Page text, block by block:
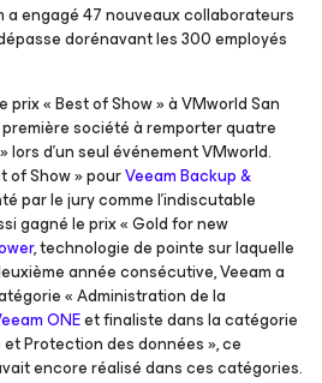
a engagé 47 nouveaux collaborateurs
dorénavant les 300 employés
prix « Best of Show » à VMworld San
société à remporter quatre
lors d’un seul événement VMworld.
of Show » pourVeeam Backup &
par le jury comme l’indiscutable
gagné le prix « Gold for new
, technologie de pointe sur laquelle
année consécutive, Veeam a
« Administration de la
ONEet finaliste dans la catégorie
Protection des données », ce
encore réalisé dans ces catégories.